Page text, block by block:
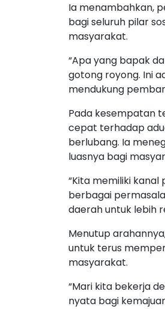
Ia menambahkan,
bagi seluruh pilar
masyarakat.
“Apa yang bapak
gotong royong. Ini
mendukung
Pada kesempatan
cepat terhadap
berlubang. Ia
luasnya bagi
“Kita memiliki
berbagai
daerah untuk lebih
Menutup
untuk terus
masyarakat.
“Mari kita bekerja
nyata bagi